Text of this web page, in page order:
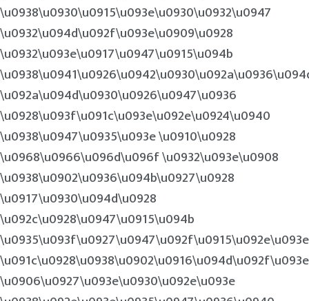
\u0938\u0930\u0915\u093e\u0930\u0932\u0947
\u0932\u094d\u092f\u093e\u0909\u0928
\u0932\u093e\u0917\u0947\u0915\u094b
\u092a\u094d\u0930\u0926\u0947\u0936
\u0928\u093f\u091c\u093e\u092e\u0924\u0940
\u0938\u0947\u0935\u093e \u0910\u0928
\u0968\u0966\u096d\u096f \u0932\u093e\u0908
\u0938\u0902\u0936\u094b\u0927\u0928
\u0917\u0930\u094d\u0928
\u092c\u0928\u0947\u0915\u094b
\u0935\u093f\u0927\u0947\u092f\u0915\u092e\u093e
\u0906\u0927\u093e\u0930\u092e\u093e